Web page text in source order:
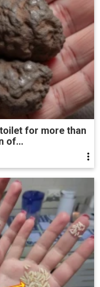
for more than
of...